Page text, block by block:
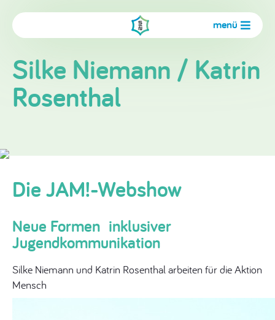
menü
Silke Niemann / Katrin
Rosenthal
Die JAM!-Webshow
Neue Formen inklusiver
Jugendkommunikation
Silke Niemann und Katrin Rosenthal arbeiten für die Aktion
Mensch